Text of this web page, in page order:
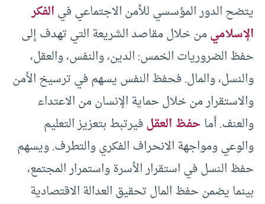
يتضح الدور المؤسسي للأمن الاجتماعي فيالفكر
الإسلاميمن خلال مقاصد الشريعة التي تهدف إلى
حفظ الضروريات الخمس: الدين، والنفس، والعقل،
والنسل، والمال. فحفظ النفس يسهم في ترسيخ الأمن
والاستقرار من خلال حماية الإنسان من الاعتداء
والعنف. أماحفظ العقلفيرتبط بتعزيز التعليم
والوعي ومواجهة الانحراف الفكري والتطرف. ويسهم
حفظ النسل في استقرار الأسرة واستمرار المجتمع،
بينما يضمن حفظ المال تحقيق العدالة الاقتصادية